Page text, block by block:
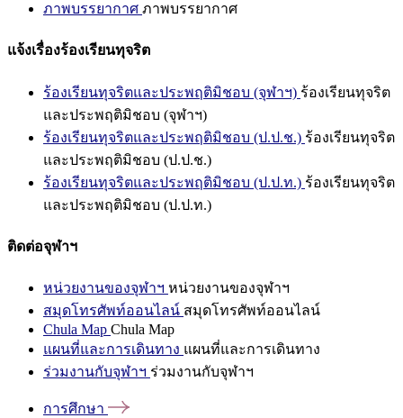
ภาพบรรยากาศ ภาพบรรยากาศ
แจ้งเรื่องร้องเรียนทุจริต
ร้องเรียนทุจริตและประพฤติมิชอบ (จุฬาฯ) ร้องเรียนทุจริต
และประพฤติมิชอบ (จุฬาฯ)
ร้องเรียนทุจริตและประพฤติมิชอบ (ป.ป.ช.) ร้องเรียนทุจริต
และประพฤติมิชอบ (ป.ป.ช.)
ร้องเรียนทุจริตและประพฤติมิชอบ (ป.ป.ท.) ร้องเรียนทุจริต
และประพฤติมิชอบ (ป.ป.ท.)
ติดต่อจุฬาฯ
หน่วยงานของจุฬาฯ หน่วยงานของจุฬาฯ
สมุดโทรศัพท์ออนไลน์ สมุดโทรศัพท์ออนไลน์
Chula Map Chula Map
แผนที่และการเดินทาง แผนที่และการเดินทาง
ร่วมงานกับจุฬาฯ ร่วมงานกับจุฬาฯ
การศึกษา